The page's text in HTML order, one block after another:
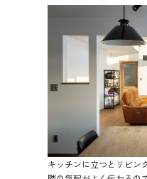
キッチンに立つとリビン